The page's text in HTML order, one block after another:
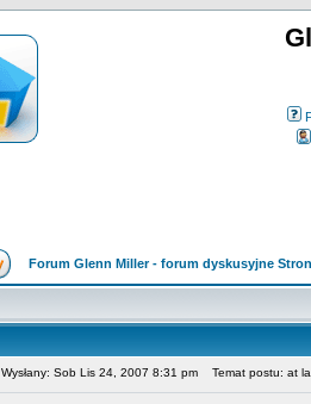
Forum Glenn Miller - forum dyskusyjne
Wysłany: Sob Lis 24, 2007 8:31 pm Temat postu: at